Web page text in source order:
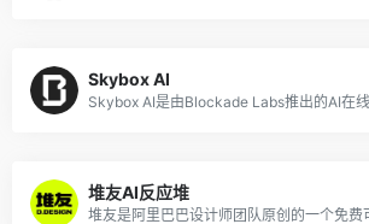
Skybox AI
堆友AI反应堆